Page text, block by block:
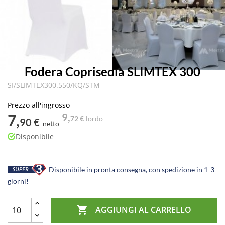
Fodera Coprisedia SLIMTEX 300
SI/SLIMTEX300.550/KQ/STM
Prezzo all'ingrosso
7,90 € netto
9,72 € lordo
Disponibile
Disponibile in pronta consegna, con spedizione in 1-3
giorni!
 AGGIUNGI AL CARRELLO